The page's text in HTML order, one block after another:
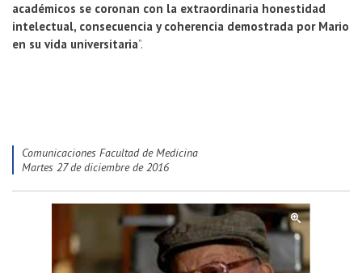
académicos se coronan con la extraordinaria honestidad
intelectual, consecuencia y coherencia demostrada por Mario
en su vida universitaria”.
Comunicaciones Facultad de Medicina
martes 27 de diciembre de 2016